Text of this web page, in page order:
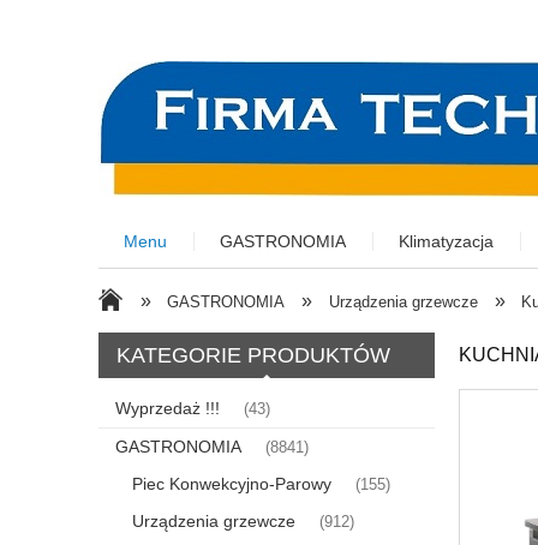
Menu GASTRONOMIA Klimatyzacja
» GASTRONOMIA » Urządzenia grzewcze »
KATEGORIE PRODUKTÓW
Wyprzedaż !!! (43)
GASTRONOMIA (8841)
Piec Konwekcyjno-Parowy (155)
Urządzenia grzewcze (912)